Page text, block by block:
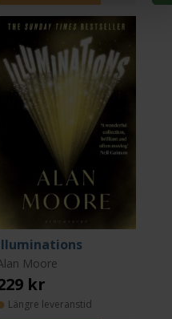
Moore
kr
Längre leveranstid